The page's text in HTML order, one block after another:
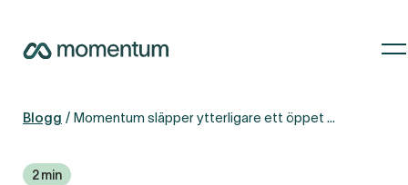
Blogg Momentum släpper ytterligare ett öppet API
2 min